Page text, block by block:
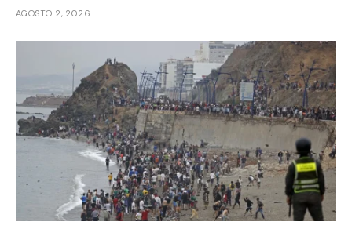
AGOSTO 2, 2026